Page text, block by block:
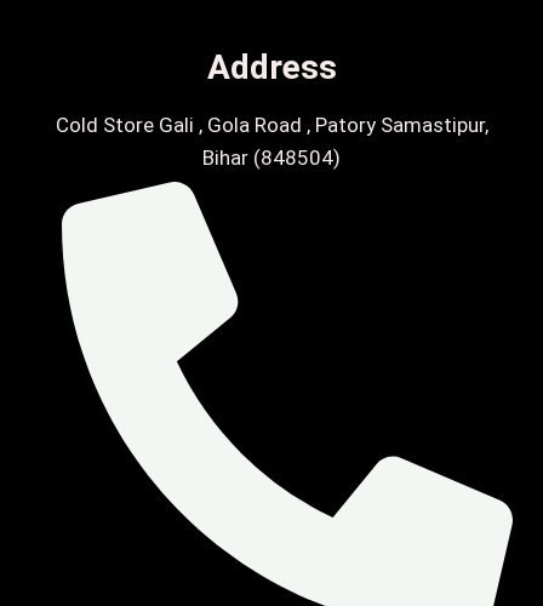
Address
Cold Store Gali , Gola Road , Patory Samastipur,
Bihar (848504)